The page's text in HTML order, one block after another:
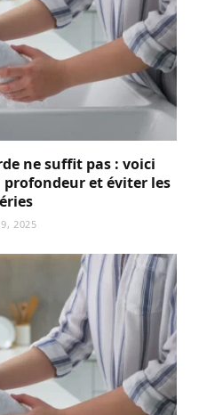
ne suffit pas : voici
et éviter les
2025